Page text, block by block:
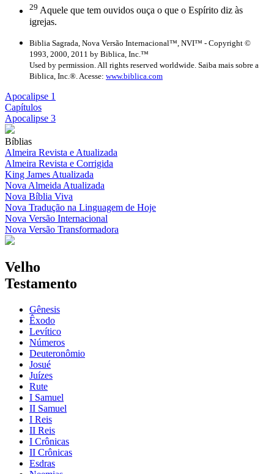
29 Aquele que tem ouvidos ouça o que o Espírito diz às
igrejas.
Biblia Sagrada, Nova Versão Internacional™, NVI™ - Copyright ©
1993, 2000, 2011 by Biblica, Inc.™
Used by permission. All rights reserved worldwide. Saiba mais sobre a
Biblica, Inc.®. Acesse: www.biblica.com
Apocalipse 1
Capítulos
Apocalipse 3
Bíblias
Almeira Revista e Atualizada
Almeira Revista e Corrigida
King James Atualizada
Nova Almeida Atualizada
Nova Bíblia Viva
Nova Tradução na Linguagem de Hoje
Nova Versão Internacional
Nova Versão Transformadora
Velho
Testamento
Gênesis
Êxodo
Levítico
Números
Deuteronômio
Josué
Juízes
Rute
I Samuel
II Samuel
I Reis
II Reis
I Crônicas
II Crônicas
Esdras